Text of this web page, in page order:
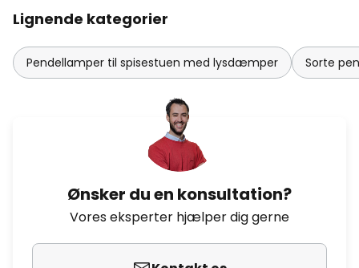
Lignende kategorier
Pendellamper til spisestuen med lysdæmper Sorte
Ønsker du en konsultation?
Vores eksperter hjælper dig gerne